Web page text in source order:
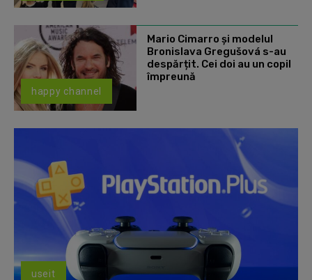
happy channel
Mario Cimarro și modelul
Bronislava Gregušová s-au
despărțit. Cei doi au un copil
împreună
useit